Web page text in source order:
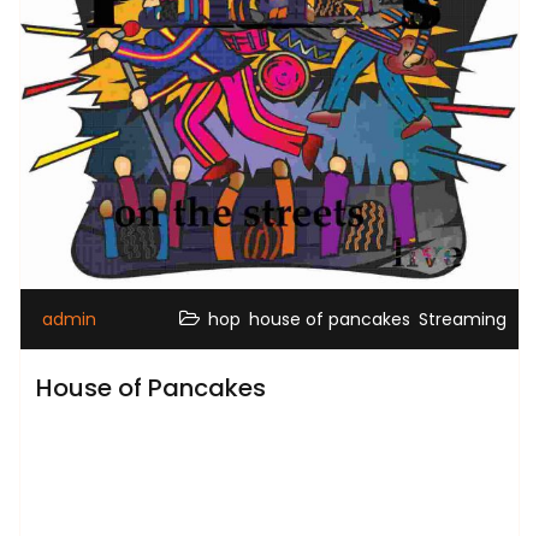
admin hop house of pancakes Streaming
House of Pancakes